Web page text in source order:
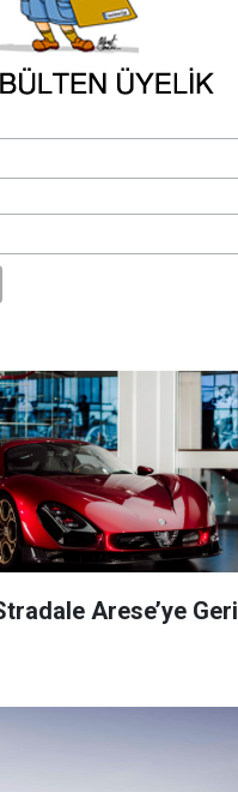
Arese’ye Geri